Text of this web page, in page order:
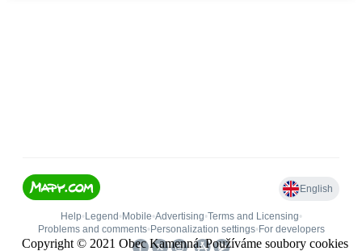
Copyright © 2021 Obec Kamenná. Používáme soubory cookies